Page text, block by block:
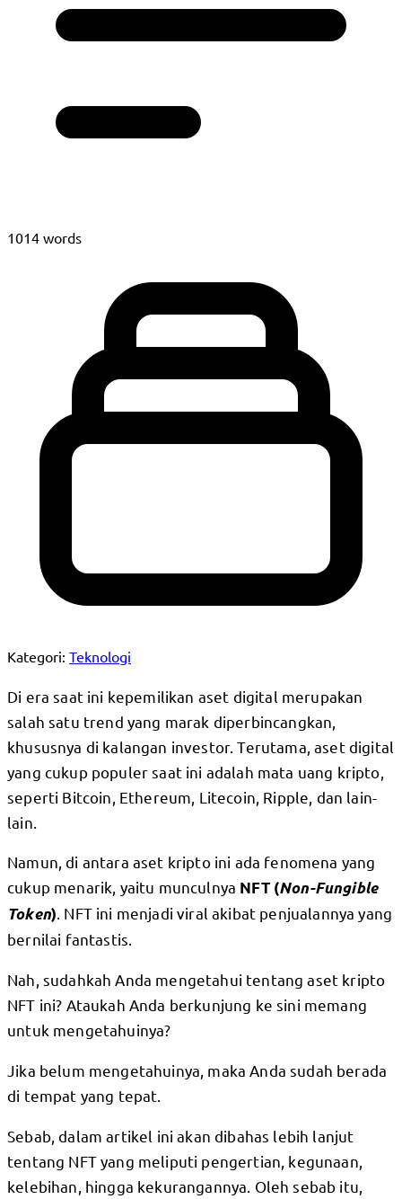
1014 words
Kategori: Teknologi
Di era saat ini kepemilikan aset digital merupakan
salah satu trend yang marak diperbincangkan,
khususnya di kalangan investor. Terutama, aset digital
yang cukup populer saat ini adalah mata uang kripto,
seperti Bitcoin, Ethereum, Litecoin, Ripple, dan lain-
lain.
Namun, di antara aset kripto ini ada fenomena yang
cukup menarik, yaitu munculnya NFT (Non-Fungible
Token). NFT ini menjadi viral akibat penjualannya yang
bernilai fantastis.
Nah, sudahkah Anda mengetahui tentang aset kripto
NFT ini? Ataukah Anda berkunjung ke sini memang
untuk mengetahuinya?
Jika belum mengetahuinya, maka Anda sudah berada
di tempat yang tepat.
Sebab, dalam artikel ini akan dibahas lebih lanjut
tentang NFT yang meliputi pengertian, kegunaan,
kelebihan, hingga kekurangannya. Oleh sebab itu,